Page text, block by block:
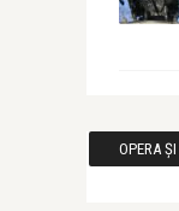
OPERA